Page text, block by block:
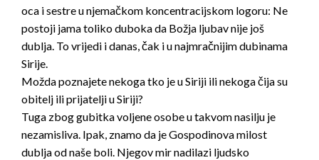
oca i sestre u njemačkom koncentracijskom logoru: Ne
postoji jama toliko duboka da Božja ljubav nije još
dublja. To vrijedi i danas, čak i u najmračnijim dubinama
Sirije.
Možda poznajete nekoga tko je u Siriji ili nekoga čija su
obitelj ili prijatelji u Siriji?
Tuga zbog gubitka voljene osobe u takvom nasilju je
nezamisliva. Ipak, znamo da je Gospodinova milost
dublja od naše boli. Njegov mir nadilazi ljudsko